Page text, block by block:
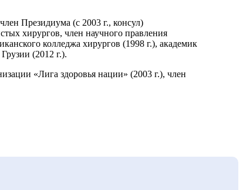
Президиума (с 2003 г., консул)
хирургов, член научного правления
колледжа хирургов (1998 г.), академик
(2012 г.).
«Лига здоровья нации» (2003 г.), член